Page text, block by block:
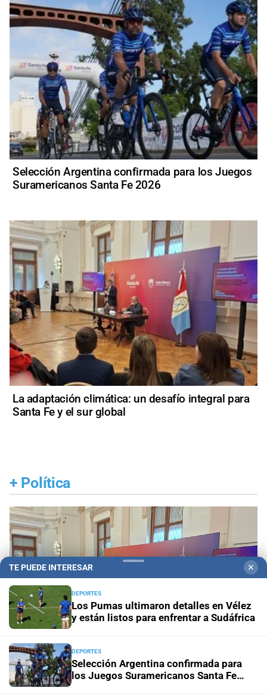
Selección Argentina confirmada para los Juegos
Suramericanos Santa Fe 2026
La adaptación climática: un desafío integral para
Santa Fe y el sur global
+ Política
Jornada de Internacionalización
TE PUEDE INTERESAR ✕
DEPORTES
Los Pumas ultimaron detalles en Vélez
y están listos para enfrentar a Sudáfrica
DEPORTES
Selección Argentina confirmada para
los Juegos Suramericanos Santa Fe